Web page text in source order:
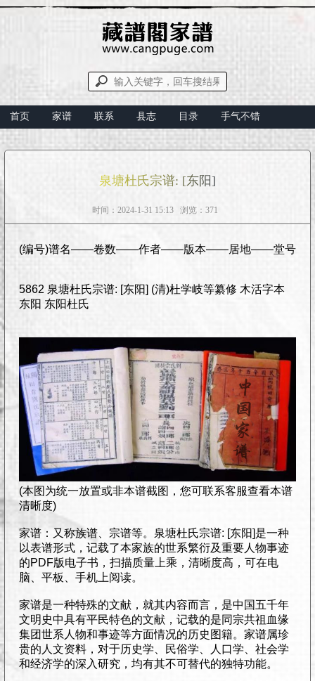
首页 家谱 联系 县志 目录 手气不错
泉塘杜氏宗谱: [东阳]
时间：2024-1-31 15:13 浏览：371
(编号)谱名——卷数——作者——版本——居地——堂号
5862 泉塘杜氏宗谱: [东阳] (清)杜学岐等纂修 木活字本
东阳 东阳杜氏
(本图为统一放置或非本谱截图，您可联系客服查看本谱
清晰度)
家谱：又称族谱、宗谱等。泉塘杜氏宗谱: [东阳]是一种
以表谱形式，记载了本家族的世系繁衍及重要人物事迹
的PDF版电子书，扫描质量上乘，清晰度高，可在电
脑、平板、手机上阅读。
家谱是一种特殊的文献，就其内容而言，是中国五千年
文明史中具有平民特色的文献，记载的是同宗共祖血缘
集团世系人物和事迹等方面情况的历史图籍。家谱属珍
贵的人文资料，对于历史学、民俗学、人口学、社会学
和经济学的深入研究，均有其不可替代的独特功能。